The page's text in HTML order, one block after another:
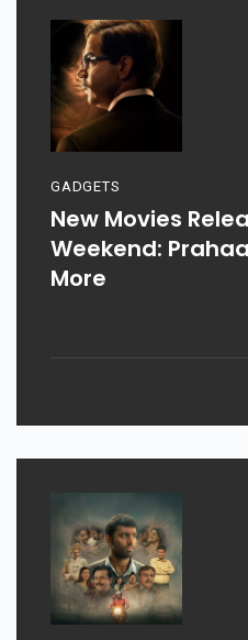
GADGETS
New Movies
Weekend:
More